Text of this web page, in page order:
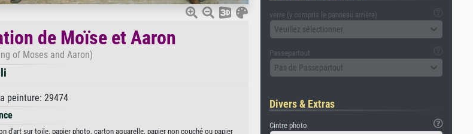
de Moïse et Aaron
of Moses and Aaron)
peinture: 29474
d'art sur toile, papier photo, carton aquarelle, papier non couché ou papier
verre (y compris le panneau arrière)
Veuillez sélectionner
Passepartout
Pas de Passepartout
Divers & Extras
Cintre photo